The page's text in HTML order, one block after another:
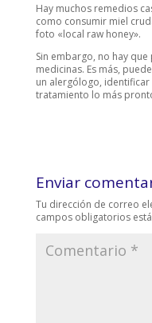
Hay muchos remedios
como consumir miel
foto «local raw honey».
Sin embargo, no hay
medicinas. Es más,
un alergólogo, identificar
tratamiento lo más
Enviar
Tu dirección de correo
campos obligatorios